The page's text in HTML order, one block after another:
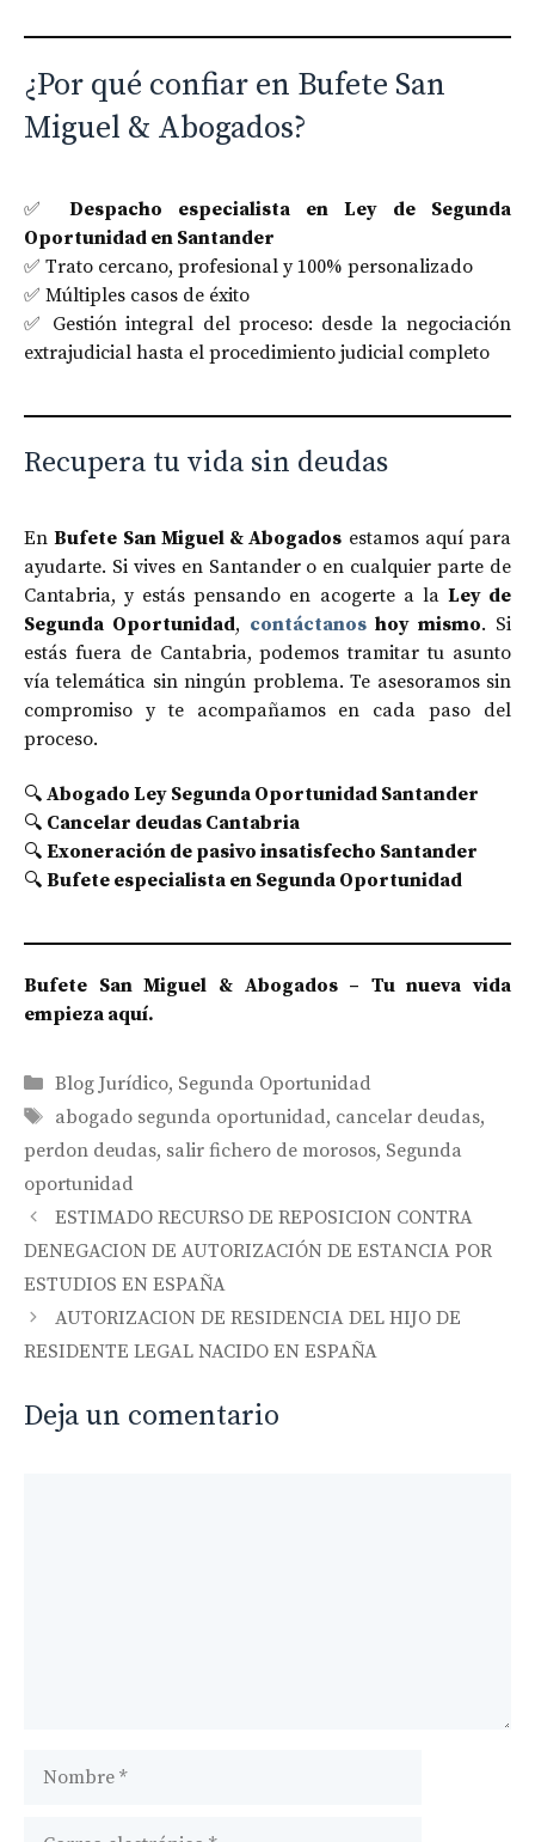
¿Por qué confiar en Bufete San
Miguel & Abogados?
✅ Despacho especialista en Ley de Segunda
Oportunidad en Santander
✅ Trato cercano, profesional y 100% personalizado
✅ Múltiples casos de éxito
✅ Gestión integral del proceso: desde la negociación
extrajudicial hasta el procedimiento judicial completo
Recupera tu vida sin deudas
EnBufete San Miguel & Abogados estamos aquí para
ayudarte. Si vives en Santander o en cualquier parte de
Cantabria, y estás pensando en acogerte a la Ley de
Segunda Oportunidad, contáctanos hoy mismo. Si
estás fuera de Cantabria, podemos tramitar tu asunto
vía telemática sin ningún problema. Te asesoramos sin
compromiso y te acompañamos en cada paso del
proceso.
🔍 Abogado Ley Segunda Oportunidad Santander
🔍 Cancelar deudas Cantabria
🔍 Exoneración de pasivo insatisfecho Santander
🔍 Bufete especialista en Segunda Oportunidad
Bufete San Miguel & Abogados – Tu nueva vida
empieza aquí.
Categorías
Blog Jurídico, Segunda Oportunidad
Etiquetas
abogado segunda oportunidad, cancelar deudas,
perdon deudas, salir fichero de morosos, Segunda
oportunidad
Navegación
de
entradas
ESTIMADO RECURSO DE REPOSICION CONTRA
DENEGACION DE AUTORIZACIÓN DE ESTANCIA POR
ESTUDIOS EN ESPAÑA
AUTORIZACION DE RESIDENCIA DEL HIJO DE
RESIDENTE LEGAL NACIDO EN ESPAÑA
Deja un comentario
Nombre